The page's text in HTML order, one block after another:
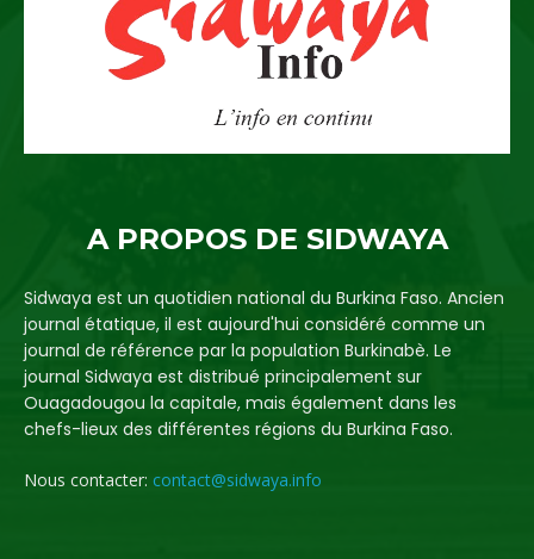
A PROPOS DE SIDWAYA
Sidwaya est un quotidien national du Burkina Faso. Ancien
journal étatique, il est aujourd'hui considéré comme un
journal de référence par la population Burkinabè. Le
journal Sidwaya est distribué principalement sur
Ouagadougou la capitale, mais également dans les
chefs-lieux des différentes régions du Burkina Faso.
Nous contacter: contact@sidwaya.info